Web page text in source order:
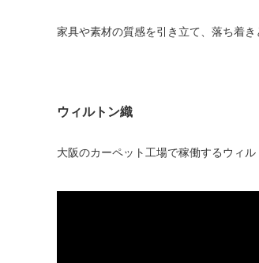
家具や素材の質感を引き立て、落ち着
ウィルトン織
大阪のカーペット工場で稼働するウィ